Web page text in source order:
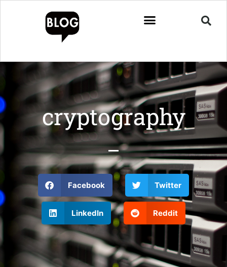
cryptography
Facebook Twitter
LinkedIn Reddit